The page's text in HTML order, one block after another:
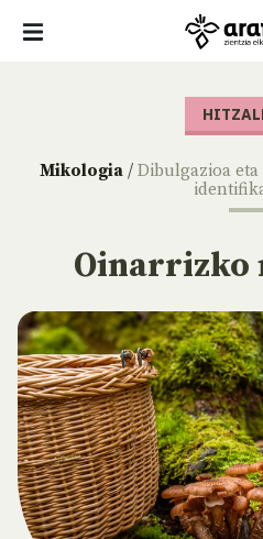
Mikologia/ Dibulgazioa
Oinarrizko